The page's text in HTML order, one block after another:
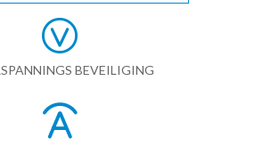
BEVEILIGING